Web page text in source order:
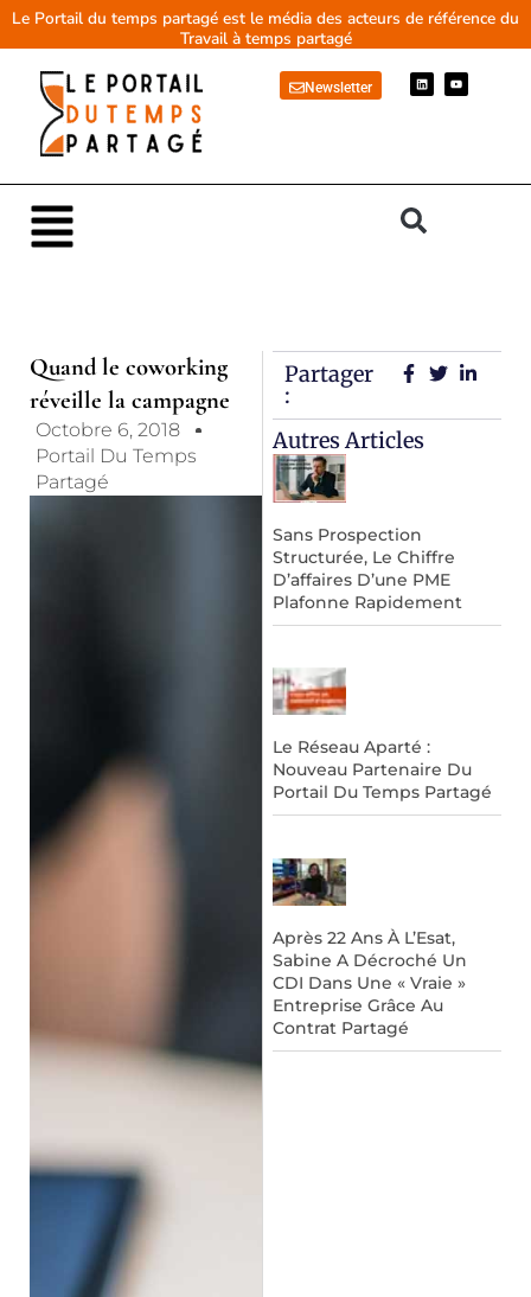
AllerLe Portail du temps partagé est le média des acteurs de référence du
Travail à temps partagé
Newsletter
L
i
n
Y
o
u
Main
Menu
Quand le coworking
réveille la campagne
Octobre 6, 2018
Portail Du Temps
Partagé
Partager
:
Autres Articles
Sans Prospection
Structurée, Le Chiffre
D’affaires D’une PME
Plafonne Rapidement
Le Réseau Aparté :
Nouveau Partenaire Du
Portail Du Temps Partagé
Après 22 Ans À L’Esat,
Sabine A Décroché Un
CDI Dans Une « Vraie »
Entreprise Grâce Au
Contrat Partagé